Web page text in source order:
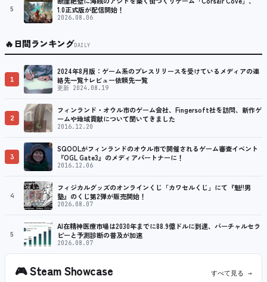
5
1.0正式版が配信開始！
2026.08.06
🔥日間ランキングDAILY
1
2024年8月版：ゲーム系のプレスリリースを受けているメディアの連
絡先一覧+レビュー依頼先一覧
更新 2024.08.19
2
フィンランド・オウル市のゲーム会社、Fingersoft社を訪問、新作ゲ
ームや地域貢献について聞いてきました
2016.12.20
3
SQOOLがフィンランドのオウル市で開催されるゲーム審査イベント
『OGL Gate3』のメディアパートナーに！
2016.12.06
4
フィジカルグッズのオンラインくじ「カワセルくじ」にて『魁!!男
塾』のくじ第2弾が販売開始！
2026.08.07
5
AI在精神医療市場は2030年までに88.9億ドルに到達、バーチャルセラ
ピーと予測診断の普及が加速
2026.08.07
🎮Steam Showcase すべて見る →